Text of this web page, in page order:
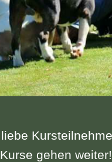
gehen